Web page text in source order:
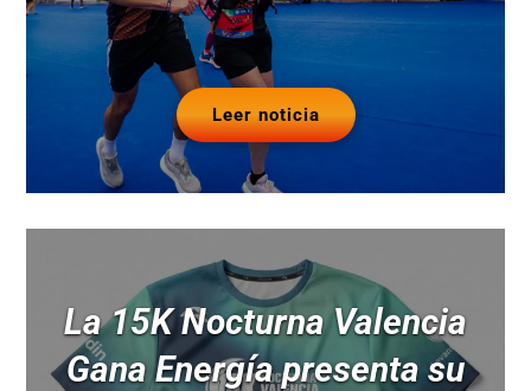
Leer noticia
La 15K Nocturna Valencia
Gana Energía presenta su